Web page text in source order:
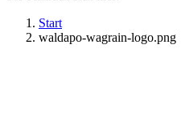
Start
waldapo-wagrain-logo.png